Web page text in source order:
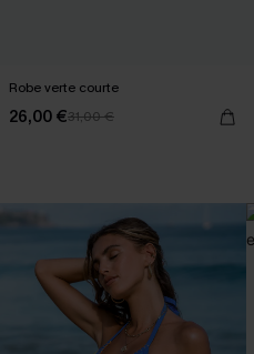
Robe verte courte
26,00 €31,00 €